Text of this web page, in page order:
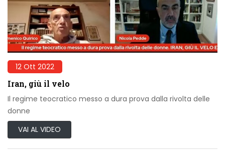
12 Ott 2022
Iran, giù il velo
Il regime teocratico messo a dura prova dalla rivolta delle
donne
VAI AL VIDEO